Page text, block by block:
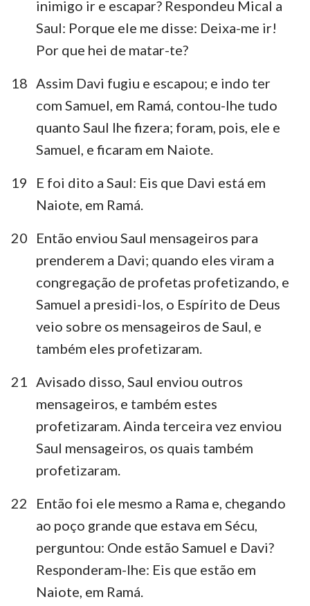
1 2 3 4 5 6
7
8
9 10 11 12 13
14
15
16 17 18 19 20
21
23
29
30 31
inimigo ir e escapar? Respondeu Mical a
Saul: Porque ele me disse: Deixa-me ir!
Por que hei de matar-te?
18 Assim Davi fugiu e escapou; e indo ter
com Samuel, em Ramá, contou-lhe tudo
quanto Saul lhe fizera; foram, pois, ele e
Samuel, e ficaram em Naiote.
19
E foi dito a Saul: Eis que Davi está em
Naiote, em Ramá.
20
Então enviou Saul mensageiros para
prenderem a Davi; quando eles viram a
congregação de profetas profetizando, e
Samuel a presidi-los, o Espírito de Deus
veio sobre os mensageiros de Saul, e
também eles profetizaram.
21
Avisado disso, Saul enviou outros
mensageiros, e também estes
profetizaram. Ainda terceira vez enviou
Saul mensageiros, os quais também
profetizaram.
22
Então foi ele mesmo a Rama e, chegando
ao poço grande que estava em Sécu,
perguntou: Onde estão Samuel e Davi?
Responderam-lhe: Eis que estão em
Naiote, em Ramá.